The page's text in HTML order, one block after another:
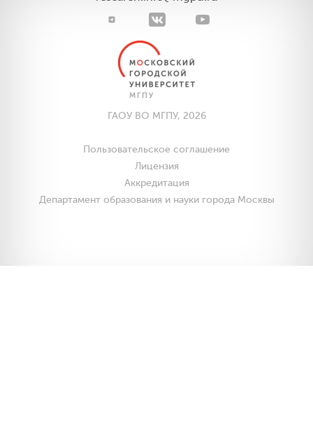
ГАОУ ВО МГПУ, 2026
Пользовательское соглашение
Лицензия
Аккредитация
Департамент образования и науки города Москвы